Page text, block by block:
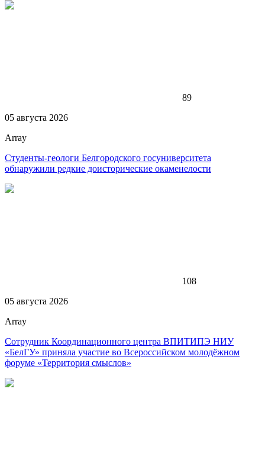
89
05 августа 2026
Array
Студенты-геологи Белгородского госуниверситета
обнаружили редкие доисторические окаменелости
108
05 августа 2026
Array
Сотрудник Координационного центра ВПИТИПЭ НИУ
«БелГУ» приняла участие во Всероссийском молодёжном
форуме «Территория смыслов»